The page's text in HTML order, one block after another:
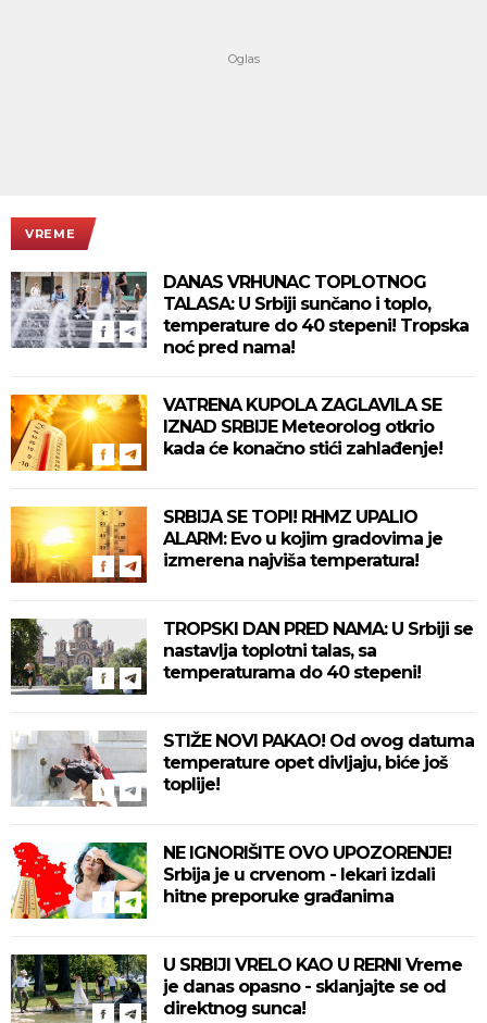
VREME
DANAS VRHUNAC TOPLOTNOG
TALASA: U Srbiji sunčano i toplo,
temperature do 40 stepeni! Tropska
noć pred nama!
VATRENA KUPOLA ZAGLAVILA SE
IZNAD SRBIJE Meteorolog otkrio
kada će konačno stići zahlađenje!
SRBIJA SE TOPI! RHMZ UPALIO
ALARM: Evo u kojim gradovima je
izmerena najviša temperatura!
TROPSKI DAN PRED NAMA: U Srbiji se
nastavlja toplotni talas, sa
temperaturama do 40 stepeni!
STIŽE NOVI PAKAO! Od ovog datuma
temperature opet divljaju, biće još
toplije!
NE IGNORIŠITE OVO UPOZORENJE!
Srbija je u crvenom - lekari izdali
hitne preporuke građanima
U SRBIJI VRELO KAO U RERNI Vreme
je danas opasno - sklanjajte se od
direktnog sunca!